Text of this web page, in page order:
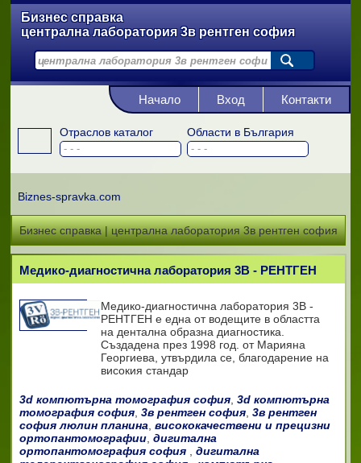
Бизнес справка
централна лаборатория 3в рентген софия
Отраслов каталог Области в България
Начало Вход Контакти
Biznes-spravka.com
Бизнес справка | централна лаборатория 3в рентген софия
Медико-диагностична лаборатория 3В - РЕНТГЕН
Медико-диагностична лаборатория 3В -
РЕНТГЕН е една от водещите в областта
на дентална образна диагностика.
Създадена през 1998 год. от Марияна
Георгиева, утвърдила се, благодарение на
високия стандар
3d компютърна томография софия, 3d компютърна
томография софия, 3в рентген софия, 3в рентген
софия люлин планина висококачествени и прецизни
ортопантомографии, дигитална
ортопантомография софия
дигитална